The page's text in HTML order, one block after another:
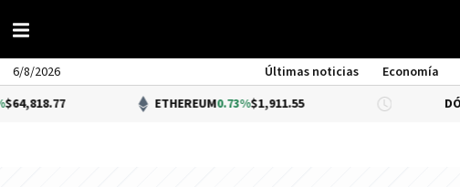
6/8/2026 Últimas noticias Economía
ETHEREUM 0.73%$1,911.55 DÓLAR BNA